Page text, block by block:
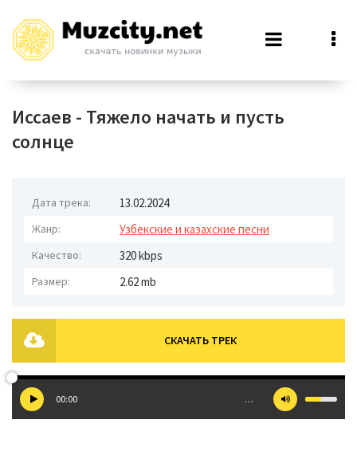
Иссаев - Тяжело начать и пусть
солнце
Дата трека: 13.02.2024
Жанр: Узбекские и казахские песни
Качество: 320 kbps
Размер: 2.62 mb
СКАЧАТЬ ТРЕК
00:00 …